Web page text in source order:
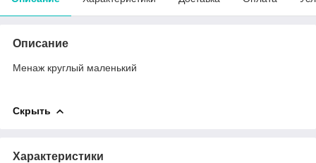
Описание
Менаж круглый маленький
Скрыть
Характеристики